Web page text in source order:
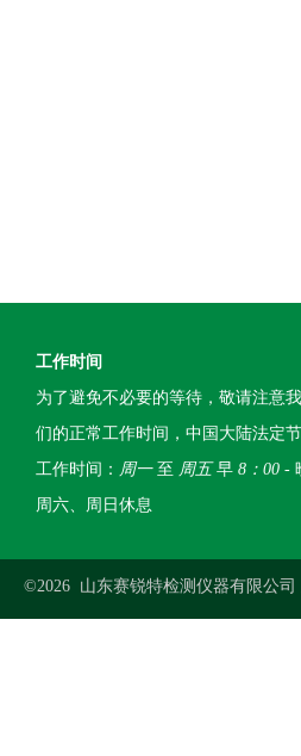
工作时间
为了避免不必要的等待，敬请注意
们的正常工作时间，中国大陆法定节
工作时间： 周一至 周五早 8：00 -
周六、周日休息
©2026 山东赛锐特检测仪器有限公司